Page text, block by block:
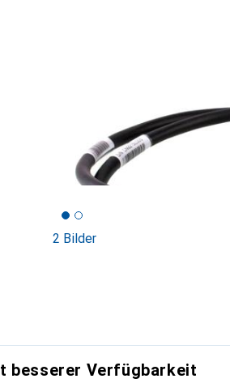
2 Bilder
besserer Verfügbarkeit